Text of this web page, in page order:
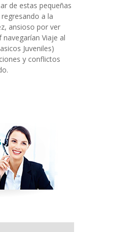
de estas pequeñas
a la
ansioso por ver
Viaje al
Juveniles)
y conflictos